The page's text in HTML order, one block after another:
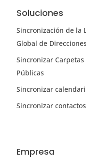
Soluciones
Sincronización de la
Global de
Sincronizar Carpetas
Públicas
Sincronizar
Sincronizar
Empresa